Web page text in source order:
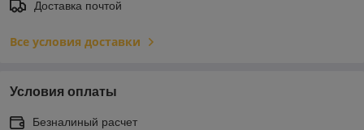
Доставка почтой
Все условия доставки
Условия оплаты
Безналиный расчет